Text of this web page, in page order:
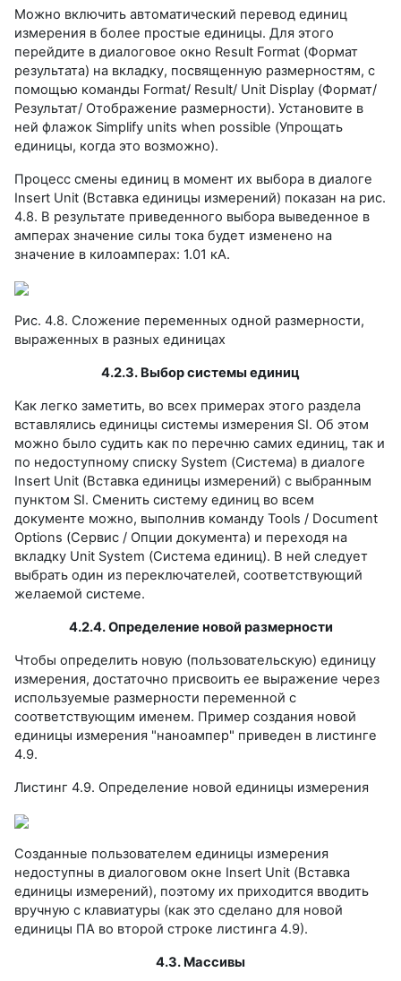
Можно включить автоматический перевод единиц
измерения в более простые единицы. Для этого
перейдите в диалоговое окно Result Format (Формат
результата) на вкладку, посвященную размерностям, с
помощью команды Format/ Result/ Unit Display (Формат/
Результат/ Отображение размерности). Установите в
ней флажок Simplify units when possible (Упрощать
единицы, когда это возможно).
Процесс смены единиц в момент их выбора в диалоге
Insert Unit (Вставка единицы измерений) показан на рис.
4.8. В результате приведенного выбора выведенное в
амперах значение силы тока будет изменено на
значение в килоамперах: 1.01 кА.
Рис. 4.8. Сложение переменных одной размерности,
выраженных в разных единицах
4.2.3. Выбор системы единиц
Как легко заметить, во всех примерах этого раздела
вставлялись единицы системы измерения SI. Об этом
можно было судить как по перечню самих единиц, так и
по недоступному списку System (Система) в диалоге
Insert Unit (Вставка единицы измерений) с выбранным
пунктом SI. Сменить систему единиц во всем
документе можно, выполнив команду Tools / Document
Options (Сервис / Опции документа) и переходя на
вкладку Unit System (Система единиц). В ней следует
выбрать один из переключателей, соответствующий
желаемой системе.
4.2.4. Определение новой размерности
Чтобы определить новую (пользовательскую) единицу
измерения, достаточно присвоить ее выражение через
используемые размерности переменной с
соответствующим именем. Пример создания новой
единицы измерения "наноампер" приведен в листинге
4.9.
Листинг 4.9. Определение новой единицы измерения
Созданные пользователем единицы измерения
недоступны в диалоговом окне Insert Unit (Вставка
единицы измерений), поэтому их приходится вводить
вручную с клавиатуры (как это сделано для новой
единицы ПА во второй строке листинга 4.9).
4.3. Массивы